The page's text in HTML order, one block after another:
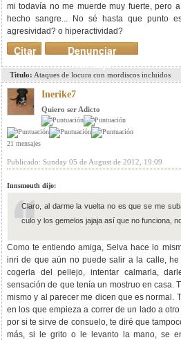
mi todavía no me muerde muy fuerte, pero
hecho sangre... No sé hasta que punto
agresividad? o hiperactividad?
Denunciar
mensaje
Citar
Titulo: Ataques de locura con mordiscos incluidos
Inerike7
Quiero ser Adicto
21 mensajes
Publicado: Sunday 05 de August de 2012, 19:09
Innsmouth dijo:
Claro, al darme la vuelta no es que se me
culo y los gemelos jajaja así que no funciona,
Como te entiendo amiga, Selva hace lo
inri de que aún no puede salir a la calle,
cogerla del pellejo, intentar calmarla,
sensación de que tenía un mostruo en casa.
mismo y al parecer me dicen que es normal.
en los que empieza a correr de un lado a
por si te sirve de consuelo, te diré que
más, si le grito o le levanto la mano, se